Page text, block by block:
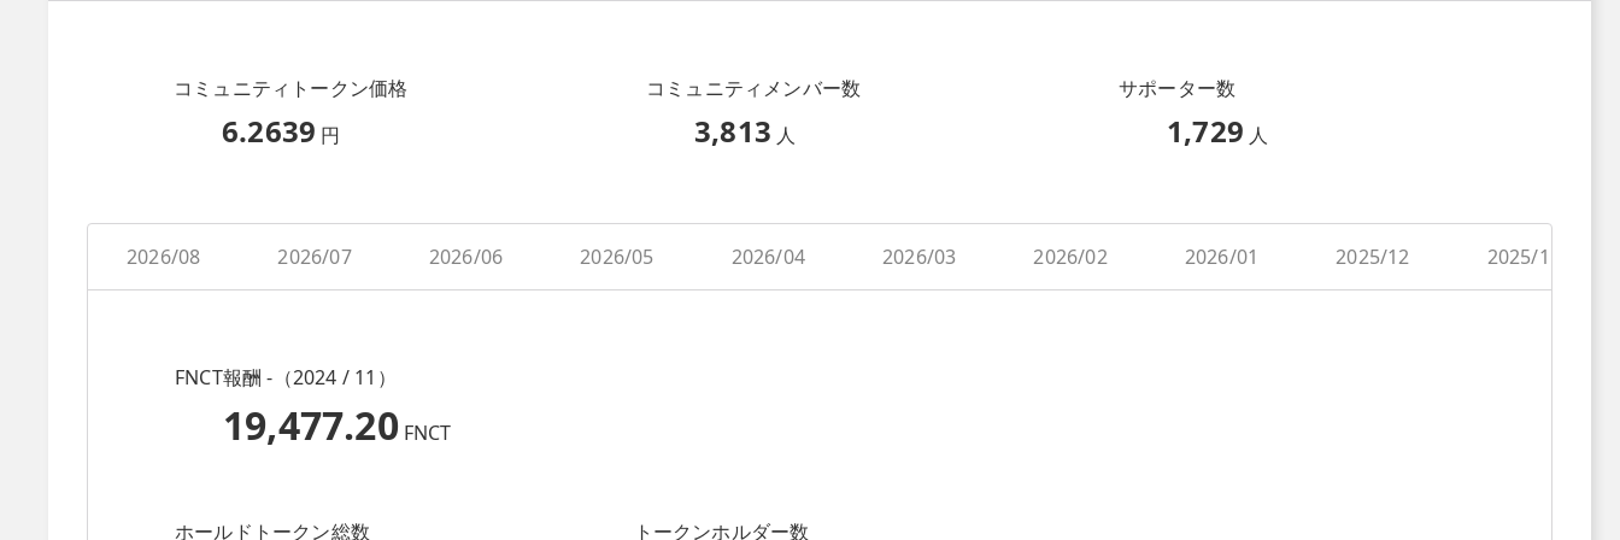
コミュニティトークン価格
6.2639 円
コミュニティメンバー数
3,813 人
サポーター数
1,729 人
2026/08 2026/07 2026/06 2026/05 2026/04 2026/03 2026/02 2026/01 2025/12 2025/11
FNCT報酬 -（2024 / 11）
19,477.20 FNCT
ホールドトークン総数 トークンホルダー数